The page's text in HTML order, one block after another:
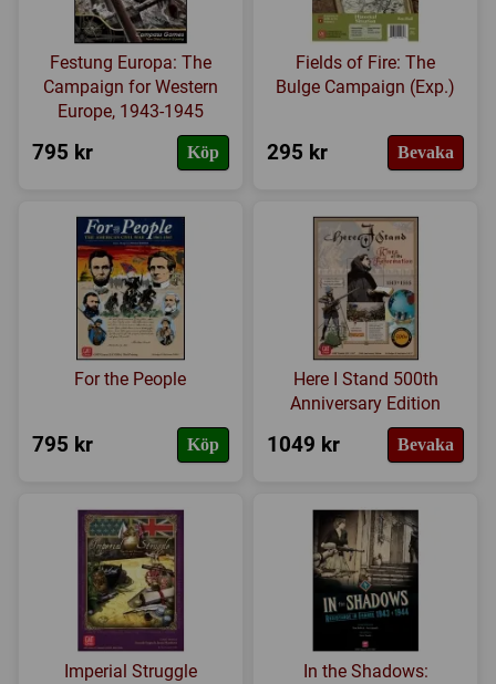
Festung Europa: The
Campaign for Western
Europe, 1943-1945
795 kr Köp
Fields of Fire: The
Bulge Campaign (Exp.)
295 kr Bevaka
For the People
795 kr Köp
Here I Stand 500th
Anniversary Edition
1049 kr Bevaka
Imperial Struggle
In the Shadows: